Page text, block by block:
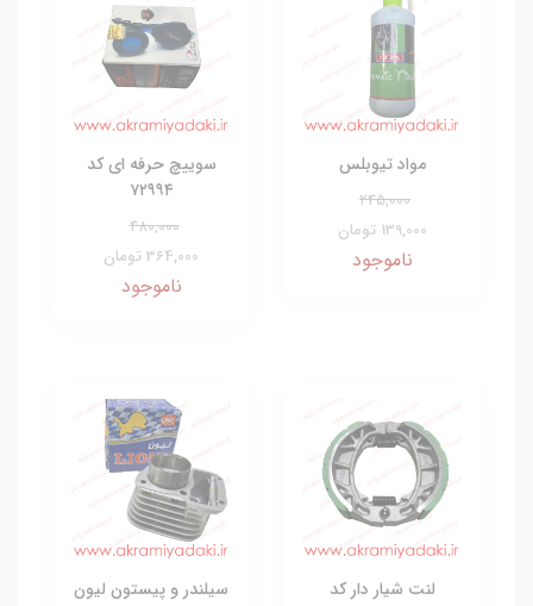
مواد تیوبلس
245,000
139,000 تومان
ناموجود
سوییچ حرفه ای کد
۷۲۹۹۴
480,000
364,000 تومان
ناموجود
لنت شیار دار کد
سیلندر و پیستون لیون